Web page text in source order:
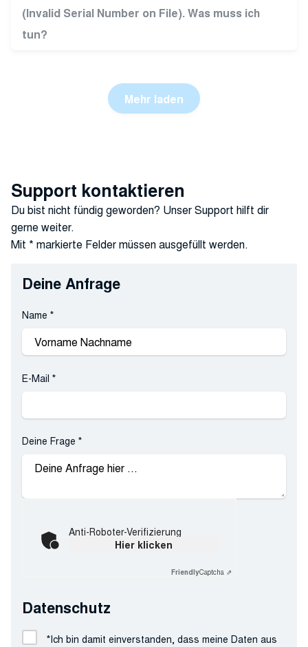
(Invalid Serial Number on File). Was muss ich
tun?
Mehr laden
Support kontaktieren
Du bist nicht fündig geworden? Unser Support hilft dir
gerne weiter.
Mit * markierte Felder müssen ausgefüllt werden.
Deine Anfrage
Name *
E-Mail *
Deine Frage *
Anti-Roboter-Verifizierung
Hier klicken
FriendlyCaptcha ⇗
Datenschutz
*Ich bin damit einverstanden, dass meine Daten aus